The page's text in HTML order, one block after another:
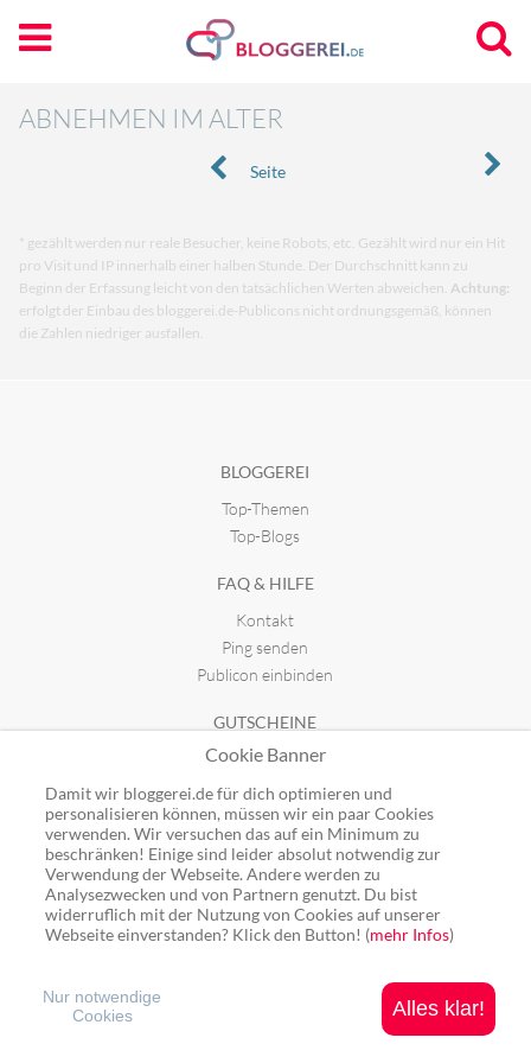
ABNEHMEN IM ALTER
Seite
* gezählt werden nur reale Besucher, keine Robots, etc. Gezählt wird nur ein Hit
pro Visit und IP innerhalb einer halben Stunde. Der Durchschnitt kann zu
Beginn der Erfassung leicht von den tatsächlichen Werten abweichen. Achtung:
erfolgt der Einbau des bloggerei.de-Publicons nicht ordnungsgemäß, können
die Zahlen niedriger ausfallen.
BLOGGEREI
Top-Themen
Top-Blogs
FAQ & HILFE
Kontakt
Ping senden
Publicon einbinden
GUTSCHEINE
Top-Gutscheine
Alle Shops
Ping: http://rpc.bloggerei.de/ping/ (*nur für angemeldete Blogs)
Blogverzeichnis Bloggerei.de © 2006 - 2026
Cookie Banner
Damit wir bloggerei.de für dich optimieren und
personalisieren können, müssen wir ein paar Cookies
verwenden. Wir versuchen das auf ein Minimum zu
beschränken! Einige sind leider absolut notwendig zur
Verwendung der Webseite. Andere werden zu
Analysezwecken und von Partnern genutzt. Du bist
widerruflich mit der Nutzung von Cookies auf unserer
Webseite einverstanden? Klick den Button! (mehr Infos)
Alles klar!
Nur notwendige
Cookies